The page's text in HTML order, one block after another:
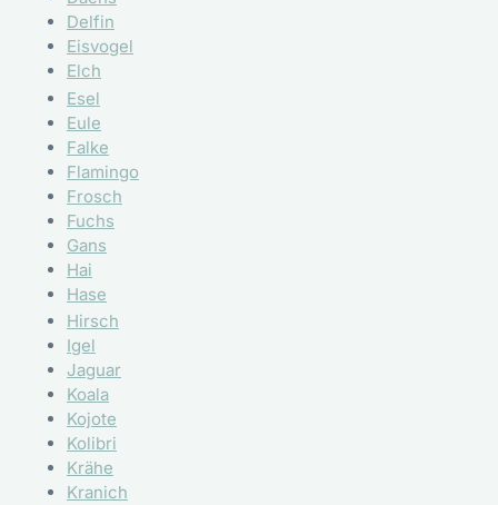
Delfin
Eisvogel
Elch
Esel
Eule
Falke
Flamingo
Frosch
Fuchs
Gans
Hai
Hase
Hirsch
Igel
Jaguar
Koala
Kojote
Kolibri
Krähe
Kranich